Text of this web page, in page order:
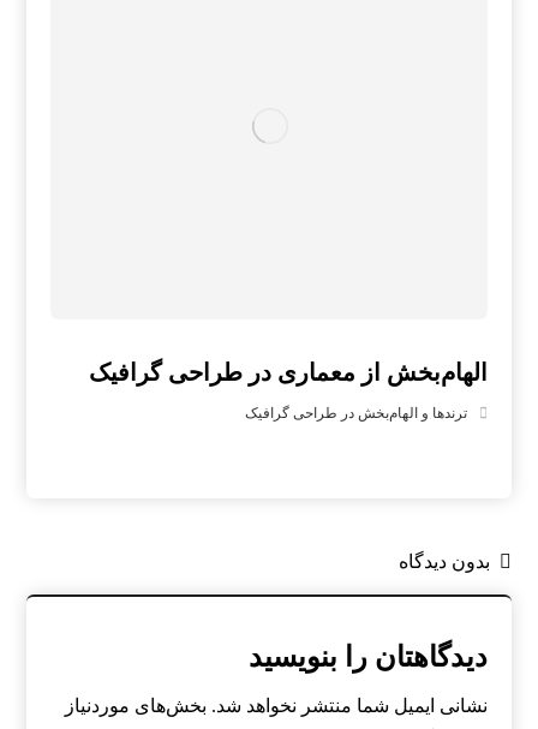
الهام‌بخش از معماری در طراحی گرافیک
ترندها و الهام‌بخش در طراحی گرافیک
بدون دیدگاه
دیدگاهتان را بنویسید
نشانی ایمیل شما منتشر نخواهد شد. بخش‌های موردنیاز